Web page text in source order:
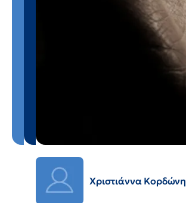
Χριστιάννα Κορδώνη